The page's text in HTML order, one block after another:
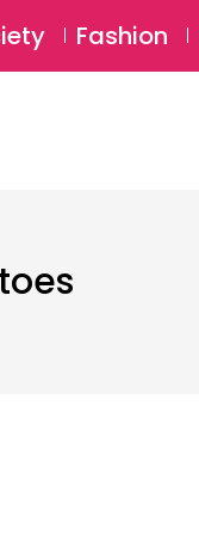
Login
Fashion